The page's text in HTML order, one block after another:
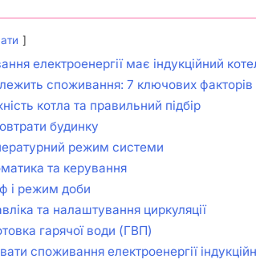
електроенергії має індукційний
споживання: 7 ключових факторів
котла та правильний підбір
будинку
режим системи
та керування
і режим доби
та налаштування циркуляції
гарячої води (ГВП)
споживання електроенергії